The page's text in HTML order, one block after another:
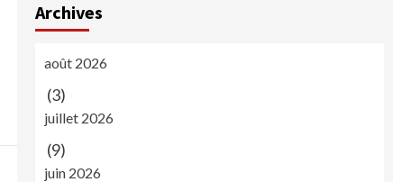
Archives
août 2026
(3)
juillet 2026
(9)
juin 2026